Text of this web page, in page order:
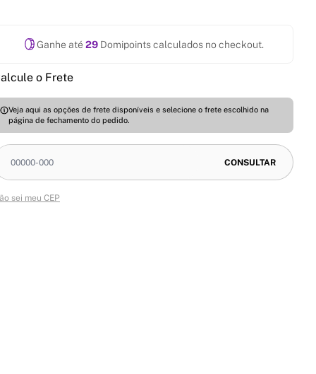
Ganhe até 29Domipoints calculados no checkout.
o Frete
Veja aqui as opções de frete disponíveis e selecione o frete escolhido na
página de fechamento do pedido.
sei meu CEP